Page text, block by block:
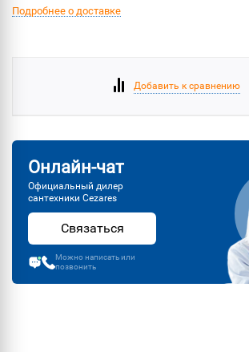
Подробнее о доставке
Добавить к сравнению
Онлайн-чат
Официальный дилер
сантехники Cezares
Связаться
Можно написать или
позвонить